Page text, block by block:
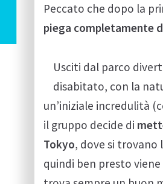
Peccato che dopo la
piega completamente
Usciti dal parco
disabitato, con la
un’iniziale incredulità
il gruppo decide di
Tokyo, dove si trovano
quindi ben presto